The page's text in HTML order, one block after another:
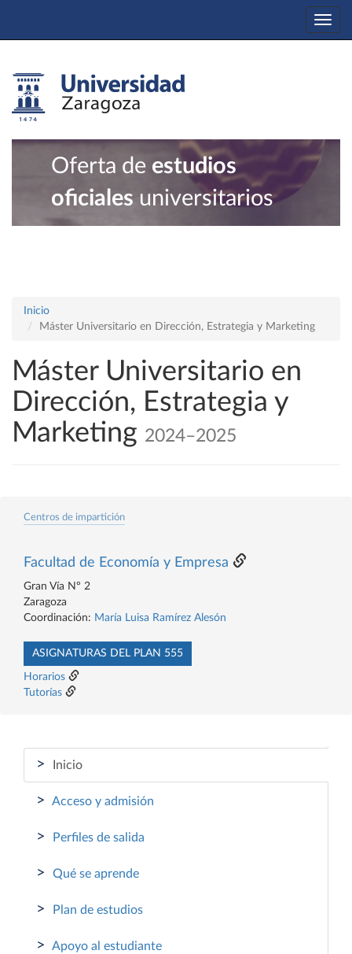
Oferta de estudios
oficiales universitarios
Inicio
Máster Universitario en Dirección, Estrategia y Marketing
Máster Universitario en
Dirección, Estrategia y
Marketing 2024–2025
Centros de impartición
Facultad de Economía y Empresa
Gran Vía Nº 2
Zaragoza
Coordinación: María Luisa Ramírez Alesón
ASIGNATURAS DEL PLAN 555
Horarios
Tutorías
> Inicio
> Acceso y admisión
> Perfiles de salida
> Qué se aprende
> Plan de estudios
> Apoyo al estudiante